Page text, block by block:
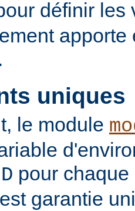
définir les
apporte
uniques
le module
pour
garantie